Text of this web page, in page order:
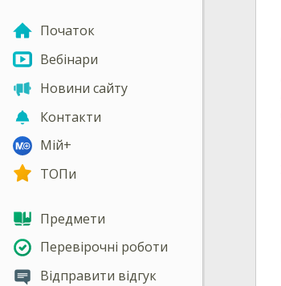
Початок
Вебінари
Новини сайту
Контакти
Мій+
ТОПи
Предмети
Перевірочні роботи
Відправити відгук